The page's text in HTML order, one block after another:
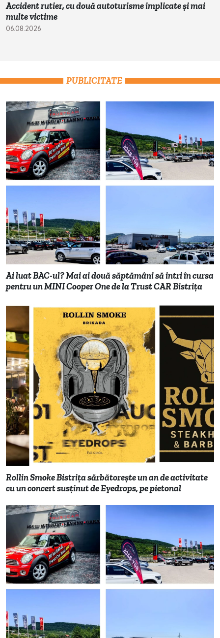
Accident rutier, cu două autoturisme implicate și mai
multe victime
06.08.2026
PUBLICITATE
Ai luat BAC-ul? Mai ai două săptămâni să intri în cursa
pentru un MINI Cooper One de la Trust CAR Bistrița
Rollin Smoke Bistrița sărbătorește un an de activitate
cu un concert susținut de Eyedrops, pe pietonal